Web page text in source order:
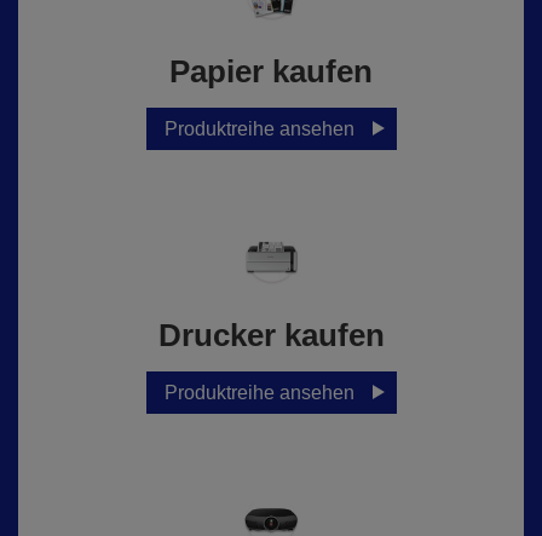
Papier kaufen
Produktreihe ansehen
Drucker kaufen
Produktreihe ansehen